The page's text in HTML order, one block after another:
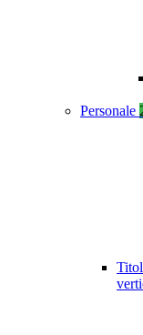
Personale